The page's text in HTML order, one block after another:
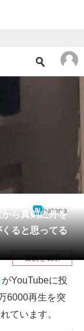
ら真剣に外を
ると思ってる
hatena
目次を表示
がYouTubeに投
6000再生を突
ています。